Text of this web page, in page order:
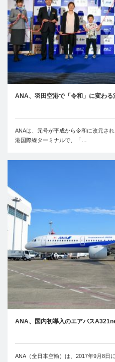
ANA、羽田空港で「令和」に変わ
ANAは、元号が平成から令和に改元さ
港国際線ターミナルで、「…
ANA、国内初導入のエアバス
ANA（全日本空輸）は、2017年9月8日